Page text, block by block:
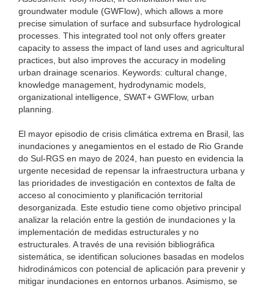
groundwater module (GWFlow), which allows a more
precise simulation of surface and subsurface hydrological
processes. This integrated tool not only offers greater
capacity to assess the impact of land uses and agricultural
practices, but also improves the accuracy in modeling
urban drainage scenarios. Keywords: cultural change,
knowledge management, hydrodynamic models,
organizational intelligence, SWAT+ GWFlow, urban
planning.
El mayor episodio de crisis climática extrema en Brasil, las
inundaciones y anegamientos en el estado de Rio Grande
do Sul-RGS en mayo de 2024, han puesto en evidencia la
urgente necesidad de repensar la infraestructura urbana y
las prioridades de investigación en contextos de falta de
acceso al conocimiento y planificación territorial
desorganizada. Este estudio tiene como objetivo principal
analizar la relación entre la gestión de inundaciones y la
implementación de medidas estructurales y no
estructurales. A través de una revisión bibliográfica
sistemática, se identifican soluciones basadas en modelos
hidrodinámicos con potencial de aplicación para prevenir y
mitigar inundaciones en entornos urbanos. Asimismo, se